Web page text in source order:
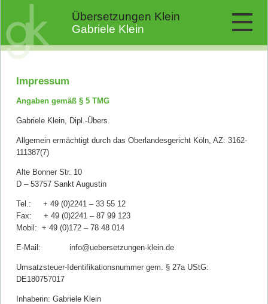
Übersetzungen Klein
Gabriele Klein
Impressum
Angaben gemäß § 5 TMG
Gabriele Klein, Dipl.-Übers.
Allgemein ermächtigt durch das Oberlandesgericht Köln, AZ: 3162-
111387(7)
Alte Bonner Str. 10
D – 53757 Sankt Augustin
Tel.: + 49 (0)2241 – 33 55 12
Fax: + 49 (0)2241 – 87 99 123
Mobil: + 49 (0)172 – 78 48 014
E-Mail: info@uebersetzungen-klein.de
Umsatzsteuer-Identifikationsnummer gem. § 27a UStG:
DE180757017
Inhaberin: Gabriele Klein